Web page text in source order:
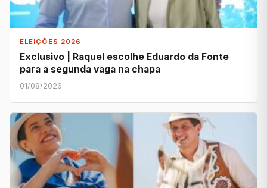
ELEIÇÕES 2026
Exclusivo | Raquel escolhe Eduardo da Fonte
para a segunda vaga na chapa
01/08/2026